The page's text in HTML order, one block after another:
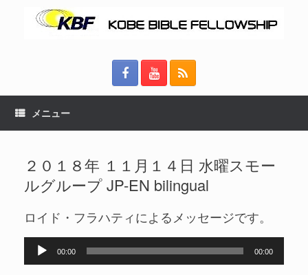
メニュー
２０１８年 １１月１４日 水曜スモー
ルグループ JP-EN bilingual
ロイド・フラハティによるメッセージです。
00:00 00:00